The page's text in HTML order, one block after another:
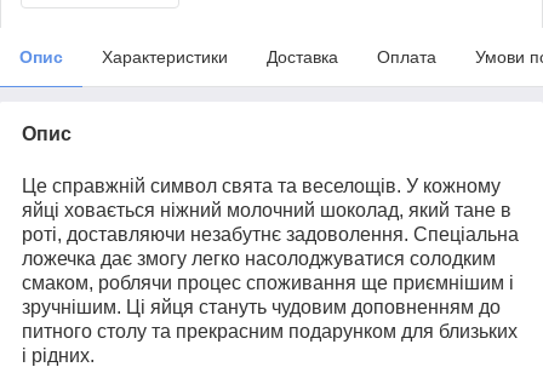
Опис Характеристики Доставка Оплата Умови
Опис
Це справжній символ свята та веселощів. У кожному
яйці ховається ніжний молочний шоколад, який тане в
роті, доставляючи незабутнє задоволення. Спеціальна
ложечка дає змогу легко насолоджуватися солодким
смаком, роблячи процес споживання ще приємнішим і
зручнішим. Ці яйця стануть чудовим доповненням до
питного столу та прекрасним подарунком для близьких
і рідних.